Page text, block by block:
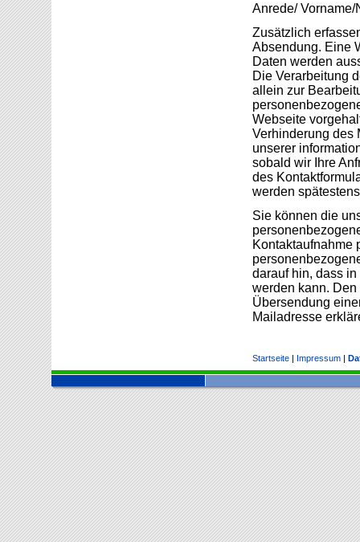
Anrede/
Zusätzlich
Absendung. Eine
Daten werden
Die Verarbeitung
allein zur
Webseite
Verhinderung des
unserer
sobald wir Ihre
des
werden
Sie können die
Kontaktaufnahme
darauf hin, dass
werden kann.
Übersendung
Mailadresse
Startseite| Impressum|